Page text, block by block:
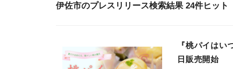
伊佐市のプレスリリース検索結果 24件ヒット
『桃パイは
日販売開始